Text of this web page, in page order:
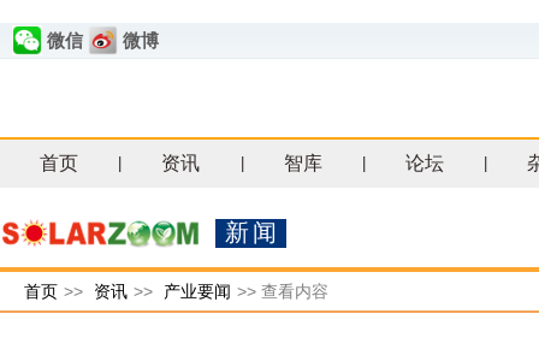
微信 微博
首页 资讯 智库 论坛
新闻
首页 >> 资讯 >> 产业要闻 >> 查看内容